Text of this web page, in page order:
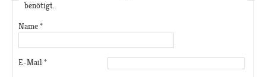
benötigt.
Name*
E-Mail*